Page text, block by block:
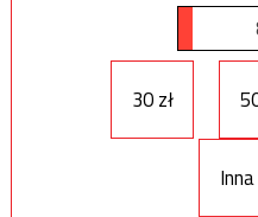
30 zł